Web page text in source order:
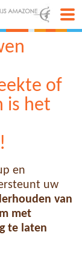
of
is het
en
uw
van
met
te laten